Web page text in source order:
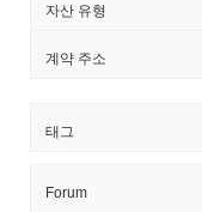
HashPack는 현재
HashPack의 현
#3080위에 랭크되어
HashPack는 더
자산 유형
계약 주소
태그
Forum